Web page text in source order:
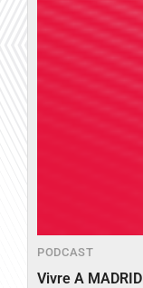
PODCAST
Vivre A MADRID